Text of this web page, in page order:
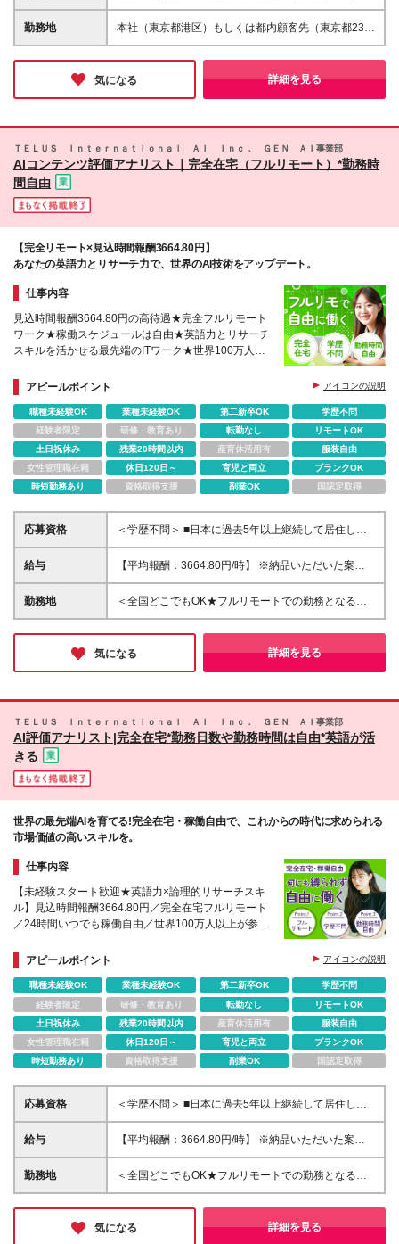
■AI導入・利活用コンサルティングの場合 ┗IT業界に
おける顧客対応・プロジェクト推進のご経験をお持ち
円 ※試用期間中の給与・待遇は本採用と同額 ※賃金形
態 月給制 ※6ヶ月の試用期間あり（試用期間中の
勤務地
本社（東京都港区）もしくは都内顧客先（東京都23区
内） 【本社】 東京都港区三田三丁目5番19号 東京三
田ガーデンタワー ※（変更の範囲）会社の定める場
所(テレワークを行う場所を含む)
気になる 詳細を見る
ＴＥＬＵＳ Ｉｎｔｅｒｎａｔｉｏｎａｌ ＡＩ Ｉｎｃ． ＧＥＮ ＡＩ事業部
AIコンテンツ評価アナリスト｜完全在宅（フルリモート）*勤務時
間自由
【完全リモート×見込時間報酬3664.80円】
あなたの英語力とリサーチ力で、世界のAI技術をアップデート。
仕事内容
見込時間報酬3664.80円の高待遇★完全フルリモート
ワーク★稼働スケジュールは自由★英語力とリサーチ
スキルを活かせる最先端のITワーク★世界100万人以
アピールポイント
アイコンの説明
職種未経験OK 業種未経験OK 第二新卒OK
学歴不問
経験者限定
研修・教育あり 転勤なし
リモートOK
土日祝休み
残業20時間以内 産育休活用有
服装自由
女性管理職在籍
休日120日～ 育児と両立
ブランクOK
時短勤務あり
資格取得支援 副業OK 国認定取得
応募資格
＜学歴不問＞ ■日本に過去5年以上継続して居住して
いる方 ■ビジネスレベル以上の英語が使える方 （社内
外との円滑な意思疎通ができる方） ■安定したインタ
できる方 ■Webブラウザ、検索エンジン、オンライン
調査ツールの利用経験がある方
給与
【平均報酬：3664.80円/時】 ※納品いただいた案件ベ
ース（成果制）となります
勤務地
＜全国どこでもOK★フルリモートでの勤務となるた
め通勤不要＞ ※(変更の範囲)上記を除く当社関連勤務
地
気になる
詳細を見る
ＴＥＬＵＳ Ｉｎｔｅｒｎａｔｉｏｎａｌ ＡＩ Ｉｎｃ． ＧＥＮ ＡＩ事業部
AI評価アナリスト|完全在宅*勤務日数や勤務時間は自由*英語が活
きる
世界の最先端AIを育てる!完全在宅・稼働自由で、これからの時代に求められる
市場価値の高いスキルを。
仕事内容
【未経験スタート歓迎★英語力×論理的リサーチスキ
ル】見込時間報酬3664.80円／完全在宅フルリモート
／24時間いつでも稼働自由／世界100万人以上が参画
アピールポイント
アイコンの説明
職種未経験OK 業種未経験OK 第二新卒OK
学歴不問
経験者限定
研修・教育あり 転勤なし
リモートOK
土日祝休み
残業20時間以内 産育休活用有
服装自由
女性管理職在籍
休日120日～ 育児と両立
ブランクOK
時短勤務あり
資格取得支援 副業OK 国認定取得
応募資格
＜学歴不問＞ ■日本に過去5年以上継続して居住して
いる方 ■ビジネスレベル以上の英語が使える方 （社内
外との円滑な意思疎通ができる方） ■安定したインタ
できる方 ■Webブラウザ、検索エンジン、オンライン
調査ツールの利用経験がある方
給与
【平均報酬：3664.80円/時】 ※納品いただいた案件ベ
ース（成果制）となります
勤務地
＜全国どこでもOK★フルリモートでの勤務となるた
め通勤不要＞ ※(変更の範囲)上記を除く当社関連勤務
地
気になる
詳細を見る